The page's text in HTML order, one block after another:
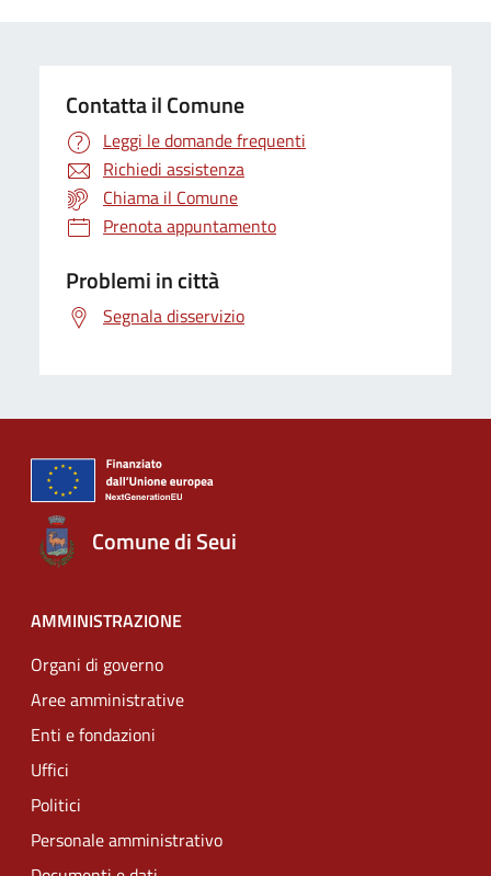
Contatta il Comune
Leggi le domande frequenti
Richiedi assistenza
Chiama il Comune
Prenota appuntamento
Problemi in città
Segnala disservizio
Comune di Seui
AMMINISTRAZIONE
Organi di governo
Aree amministrative
Enti e fondazioni
Uffici
Politici
Personale amministrativo